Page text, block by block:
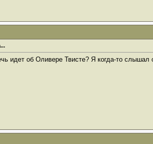
идет об Оливере Твисте? Я когда-то слышал